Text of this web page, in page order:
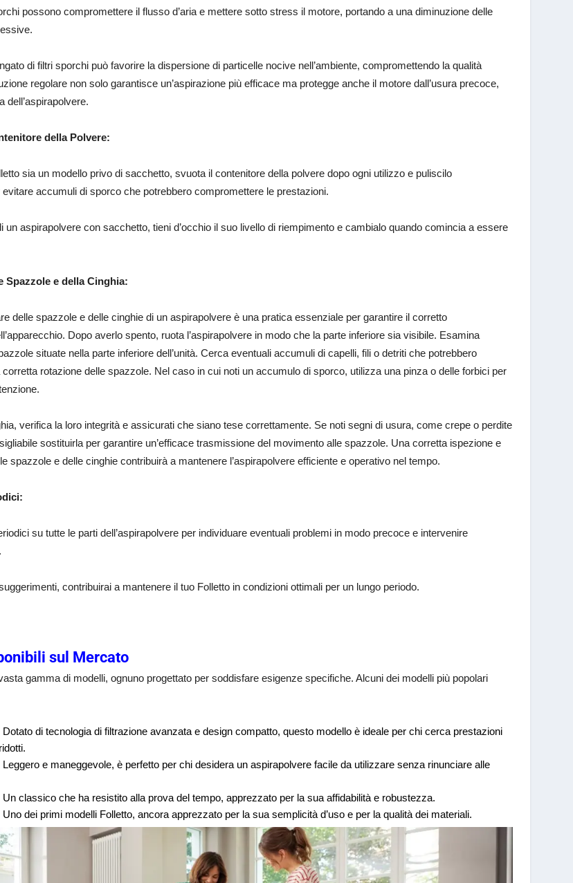
possono compromettere il flusso d’aria e mettere sotto stress il motore, portando a una diminuzione delle
di filtri sporchi può favorire la dispersione di particelle nocive nell’ambiente, compromettendo la qualità
regolare non solo garantisce un’aspirazione più efficace ma protegge anche il motore dall’usura precoce,
dell’aspirapolvere.
della Polvere:
sia un modello privo di sacchetto, svuota il contenitore della polvere dopo ogni utilizzo e puliscilo
evitare accumuli di sporco che potrebbero compromettere le prestazioni.
un aspirapolvere con sacchetto, tieni d’occhio il suo livello di riempimento e cambialo quando comincia a essere
Spazzole e della Cinghia:
delle spazzole e delle cinghie di un aspirapolvere è una pratica essenziale per garantire il corretto
Dopo averlo spento, ruota l’aspirapolvere in modo che la parte inferiore sia visibile. Esamina
situate nella parte inferiore dell’unità. Cerca eventuali accumuli di capelli, fili o detriti che potrebbero
rotazione delle spazzole. Nel caso in cui noti un accumulo di sporco, utilizza una pinza o delle forbici per
verifica la loro integrità e assicurati che siano tese correttamente. Se noti segni di usura, come crepe o perdite
sostituirla per garantire un’efficace trasmissione del movimento alle spazzole. Una corretta ispezione e
spazzole e delle cinghie contribuirà a mantenere l’aspirapolvere efficiente e operativo nel tempo.
su tutte le parti dell’aspirapolvere per individuare eventuali problemi in modo precoce e intervenire
contribuirai a mantenere il tuo Folletto in condizioni ottimali per un lungo periodo.
sul Mercato
gamma di modelli, ognuno progettato per soddisfare esigenze specifiche. Alcuni dei modelli più popolari
Dotato di tecnologia di filtrazione avanzata e design compatto, questo modello è ideale per chi cerca prestazioni
Leggero e maneggevole, è perfetto per chi desidera un aspirapolvere facile da utilizzare senza rinunciare alle
Un classico che ha resistito alla prova del tempo, apprezzato per la sua affidabilità e robustezza.
Uno dei primi modelli Folletto, ancora apprezzato per la sua semplicità d’uso e per la qualità dei materiali.